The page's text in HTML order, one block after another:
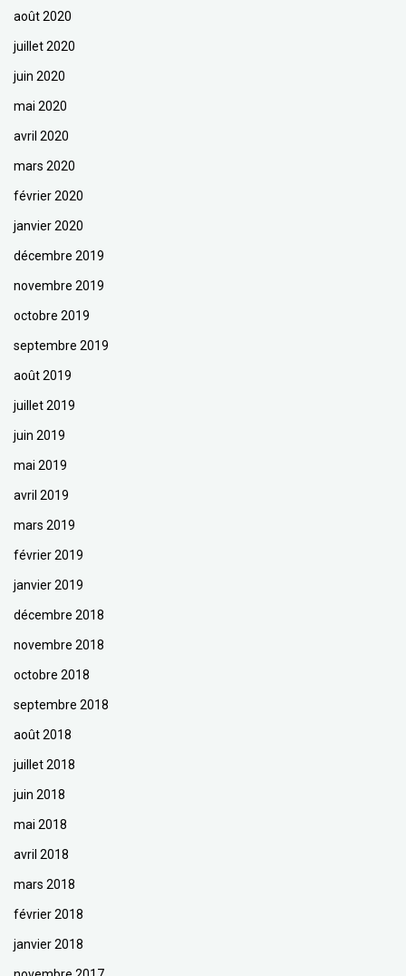
août 2020
juillet 2020
juin 2020
mai 2020
avril 2020
mars 2020
février 2020
janvier 2020
décembre 2019
novembre 2019
octobre 2019
septembre 2019
août 2019
juillet 2019
juin 2019
mai 2019
avril 2019
mars 2019
février 2019
janvier 2019
décembre 2018
novembre 2018
octobre 2018
septembre 2018
août 2018
juillet 2018
juin 2018
mai 2018
avril 2018
mars 2018
février 2018
janvier 2018